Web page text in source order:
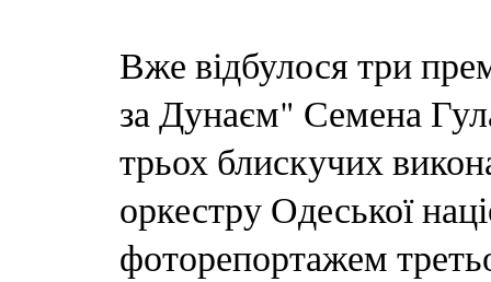
Вже відбулося три
за Дунаєм" Семена
трьох блискучих
оркестру Одеської
фоторепортажем